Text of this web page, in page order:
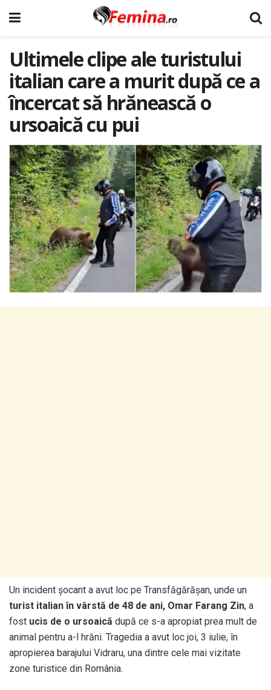
Ultimele clipe ale turistului
italian care a murit după ce a
încercat să hrănească o
ursoaică cu pui
Un incident șocant a avut loc pe Transfăgărășan, unde un
turist italian în vârstă de 48 de ani, Omar Farang Zin, a
fost ucis de o ursoaică după ce s-a apropiat prea mult de
animal pentru a-l hrăni. Tragedia a avut loc joi, 3 iulie, în
apropierea barajului Vidraru, una dintre cele mai vizitate
zone turistice din România.